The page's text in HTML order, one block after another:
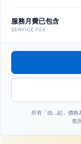
服務月費已包含
SERVICE FEE
所有「由…起」價格
查